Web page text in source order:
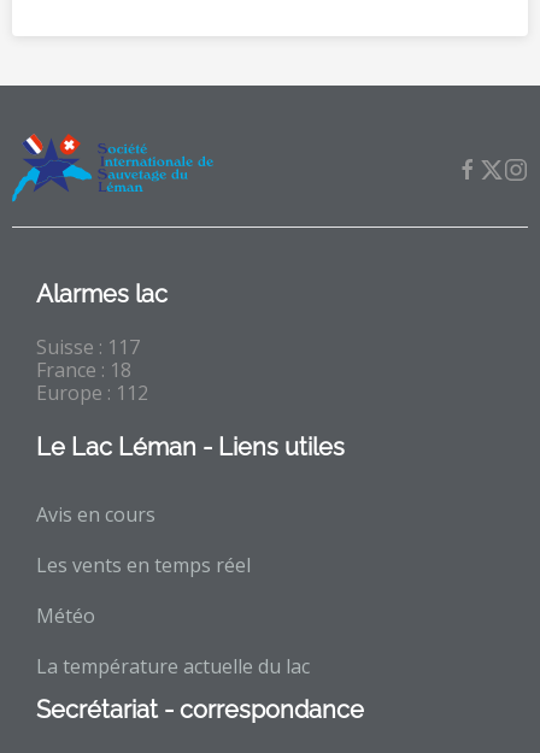
Alarmes lac
Suisse : 117
France : 18
Europe : 112
Le Lac Léman - Liens utiles
Avis en cours
Les vents en temps réel
Météo
La température actuelle du lac
Secrétariat - correspondance